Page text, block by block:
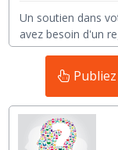
Un soutien dans
avez besoin d'un